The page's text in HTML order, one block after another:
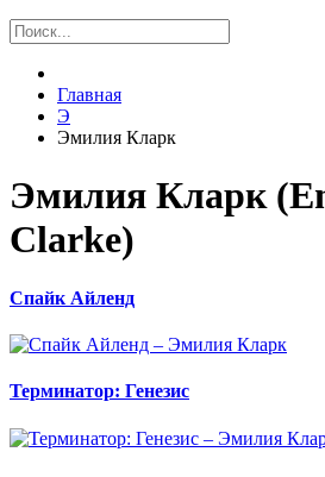
Главная
Э
Эмилия Кларк
Эмилия Кларк
Clarke)
Спайк Айленд
Терминатор: Генезис